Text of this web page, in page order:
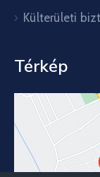
Külterületi
Térkép